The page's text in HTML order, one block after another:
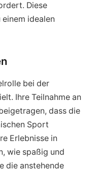
Diese
idealen
bei der
Ihre Teilnahme an
dass die
Sport
Erlebnisse in
wie spaßig und
die anstehende